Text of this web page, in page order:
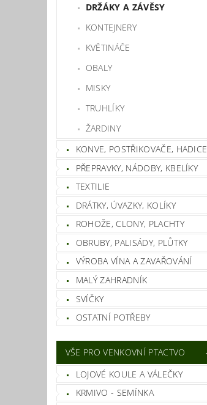
DRŽÁKY A ZÁVĚSY
KONTEJNERY
KVĚTINÁČE
OBALY
MISKY
TRUHLÍKY
ŽARDINY
KONVE, POSTŘIKOVAČE, HADICE
PŘEPRAVKY, NÁDOBY, KBELÍKY
TEXTILIE
DRÁTKY, ÚVAZKY, KOLÍKY
ROHOŽE, CLONY, PLACHTY
OBRUBY, PALISÁDY, PLŮTKY
VÝROBA VÍNA A ZAVAŘOVÁNÍ
MALÝ ZAHRADNÍK
SVÍČKY
OSTATNÍ POTŘEBY
VŠE PRO VENKOVNÍ PTACTVO
LOJOVÉ KOULE A VÁLEČKY
KRMIVO - SEMÍNKA